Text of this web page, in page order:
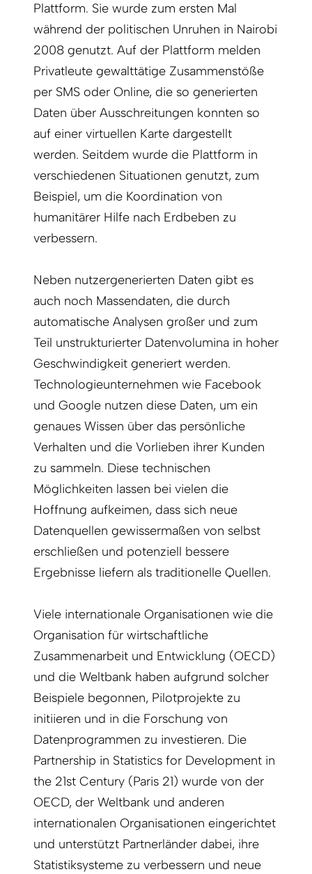
Plattform. Sie wurde zum ersten Mal
während der politischen Unruhen in Nairobi
2008 genutzt. Auf der Plattform melden
Privatleute gewalttätige Zusammenstöße
per SMS oder Online, die so generierten
Daten über Ausschreitungen konnten so
auf einer virtuellen Karte dargestellt
werden. Seitdem wurde die Plattform in
verschiedenen Situationen genutzt, zum
Beispiel, um die Koordination von
humanitärer Hilfe nach Erdbeben zu
verbessern.
Neben nutzergenerierten Daten gibt es
auch noch Massendaten, die durch
automatische Analysen großer und zum
Teil unstrukturierter Datenvolumina in hoher
Geschwindigkeit generiert werden.
Technologieunternehmen wie Facebook
und Google nutzen diese Daten, um ein
genaues Wissen über das persönliche
Verhalten und die Vorlieben ihrer Kunden
zu sammeln. Diese technischen
Möglichkeiten lassen bei vielen die
Hoffnung aufkeimen, dass sich neue
Datenquellen gewissermaßen von selbst
erschließen und potenziell bessere
Ergebnisse liefern als traditionelle Quellen.
Viele internationale Organisationen wie die
Organisation für wirtschaftliche
Zusammenarbeit und Entwicklung (OECD)
und die Weltbank haben aufgrund solcher
Beispiele begonnen, Pilotprojekte zu
initiieren und in die Forschung von
Datenprogrammen zu investieren. Die
Partnership in Statistics for Development in
the 21st Century (Paris 21) wurde von der
OECD, der Weltbank und anderen
internationalen Organisationen eingerichtet
und unterstützt Partnerländer dabei, ihre
Statistiksysteme zu verbessern und neue